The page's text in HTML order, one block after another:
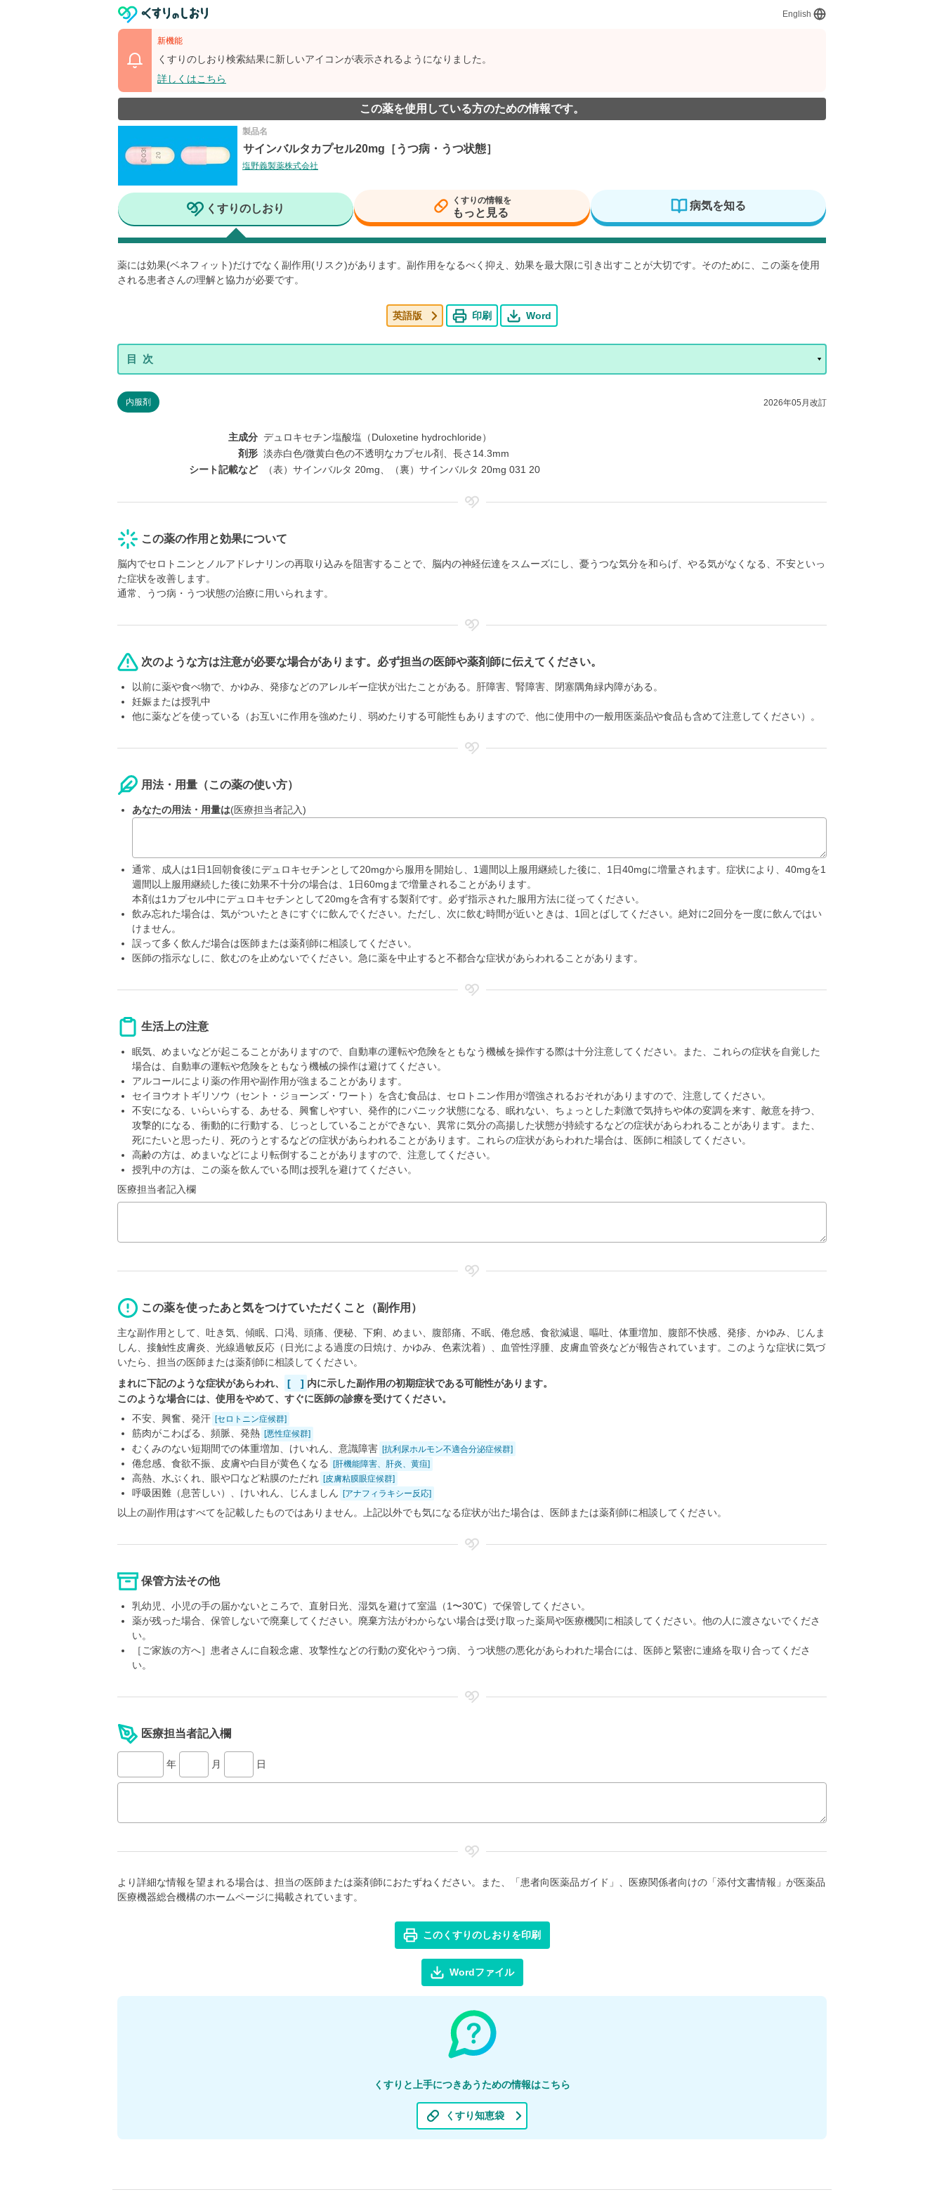
English
新機能
くすりのしおり検索結果に新しいアイコンが表示されるようになりました。
詳しくはこちら
この薬を使用している方のための情報です。
製品名
サインバルタカプセル20mg［うつ病・うつ状態］
塩野義製薬株式会社
くすりのしおり
くすりの情報を
もっと見る
病気を知る
薬には効果(ベネフィット)だけでなく副作用(リスク)があります。副作用をなるべく抑え、効果を最大限に引き出すことが大切です。そのために、この薬を使用
される患者さんの理解と協力が必要です。
英語版 印刷 Word
内服剤 2026年05月改訂
主成分 デュロキセチン塩酸塩（Duloxetine hydrochloride）
剤形 淡赤白色/微黄白色の不透明なカプセル剤、長さ14.3mm
シート記載など
（表）サインバルタ 20mg、（裏）サインバルタ 20mg 031 20
この薬の作用と効果について
脳内でセロトニンとノルアドレナリンの再取り込みを阻害することで、脳内の神経伝達をスムーズにし、憂うつな気分を和らげ、やる気がなくなる、不安といっ
た症状を改善します。
通常、うつ病・うつ状態の治療に用いられます。
次のような方は注意が必要な場合があります。必ず担当の医師や薬剤師に伝えてください。
以前に薬や食べ物で、かゆみ、発疹などのアレルギー症状が出たことがある。肝障害、腎障害、閉塞隅角緑内障がある。
妊娠または授乳中
他に薬などを使っている（お互いに作用を強めたり、弱めたりする可能性もありますので、他に使用中の一般用医薬品や食品も含めて注意してください）。
用法・用量（この薬の使い方）
あなたの用法・用量は(医療担当者記入)
通常、成人は1日1回朝食後にデュロキセチンとして20mgから服用を開始し、1週間以上服用継続した後に、1日40mgに増量されます。症状により、40mgを1
週間以上服用継続した後に効果不十分の場合は、1日60mgまで増量されることがあります。
本剤は1カプセル中にデュロキセチンとして20mgを含有する製剤です。必ず指示された服用方法に従ってください。
飲み忘れた場合は、気がついたときにすぐに飲んでください。ただし、次に飲む時間が近いときは、1回とばしてください。絶対に2回分を一度に飲んではい
けません。
誤って多く飲んだ場合は医師または薬剤師に相談してください。
医師の指示なしに、飲むのを止めないでください。急に薬を中止すると不都合な症状があらわれることがあります。
生活上の注意
眠気、めまいなどが起こることがありますので、自動車の運転や危険をともなう機械を操作する際は十分注意してください。また、これらの症状を自覚した
場合は、自動車の運転や危険をともなう機械の操作は避けてください。
アルコールにより薬の作用や副作用が強まることがあります。
セイヨウオトギリソウ（セント・ジョーンズ・ワート）を含む食品は、セロトニン作用が増強されるおそれがありますので、注意してください。
不安になる、いらいらする、あせる、興奮しやすい、発作的にパニック状態になる、眠れない、ちょっとした刺激で気持ちや体の変調を来す、敵意を持つ、
攻撃的になる、衝動的に行動する、じっとしていることができない、異常に気分の高揚した状態が持続するなどの症状があらわれることがあります。また、
死にたいと思ったり、死のうとするなどの症状があらわれることがあります。これらの症状があらわれた場合は、医師に相談してください。
高齢の方は、めまいなどにより転倒することがありますので、注意してください。
授乳中の方は、この薬を飲んでいる間は授乳を避けてください。
医療担当者記入欄
この薬を使ったあと気をつけていただくこと（副作用）
主な副作用として、吐き気、傾眠、口渇、頭痛、便秘、下痢、めまい、腹部痛、不眠、倦怠感、食欲減退、嘔吐、体重増加、腹部不快感、発疹、かゆみ、じんま
しん、接触性皮膚炎、光線過敏反応（日光による過度の日焼け、かゆみ、色素沈着）、血管性浮腫、皮膚血管炎などが報告されています。このような症状に気づ
いたら、担当の医師または薬剤師に相談してください。
まれに下記のような症状があらわれ、
[ ] 内に示した副作用の初期症状である可能性があります。
このような場合には、使用をやめて、すぐに医師の診療を受けてください。
不安、興奮、発汗 [セロトニン症候群]
筋肉がこわばる、頻脈、発熱 [悪性症候群]
むくみのない短期間での体重増加、けいれん、意識障害 [抗利尿ホルモン不適合分泌症候群]
倦怠感、食欲不振、皮膚や白目が黄色くなる [肝機能障害、肝炎、黄疸]
高熱、水ぶくれ、眼や口など粘膜のただれ [皮膚粘膜眼症候群]
呼吸困難（息苦しい）、けいれん、じんましん [アナフィラキシー反応]
以上の副作用はすべてを記載したものではありません。上記以外でも気になる症状が出た場合は、医師または薬剤師に相談してください。
保管方法その他
乳幼児、小児の手の届かないところで、直射日光、湿気を避けて室温（1〜30℃）で保管してください。
薬が残った場合、保管しないで廃棄してください。廃棄方法がわからない場合は受け取った薬局や医療機関に相談してください。他の人に渡さないでくださ
い。
［ご家族の方へ］患者さんに自殺念慮、攻撃性などの行動の変化やうつ病、うつ状態の悪化があらわれた場合には、医師と緊密に連絡を取り合ってくださ
い。
医療担当者記入欄
年 月 日
より詳細な情報を望まれる場合は、担当の医師または薬剤師におたずねください。また、「患者向医薬品ガイド」、医療関係者向けの「添付文書情報」が医薬品
医療機器総合機構のホームページに掲載されています。
このくすりのしおりを印刷
Wordファイル
くすりと上手につきあうための情報はこちら
くすり知恵袋